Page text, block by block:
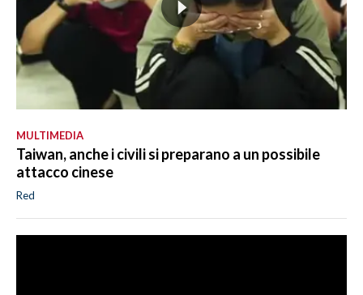
MULTIMEDIA
Taiwan, anche i civili si preparano a un possibile
attacco cinese
Red